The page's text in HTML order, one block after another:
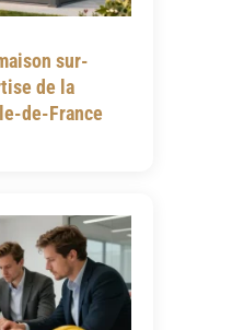
sur-
de la
de-France